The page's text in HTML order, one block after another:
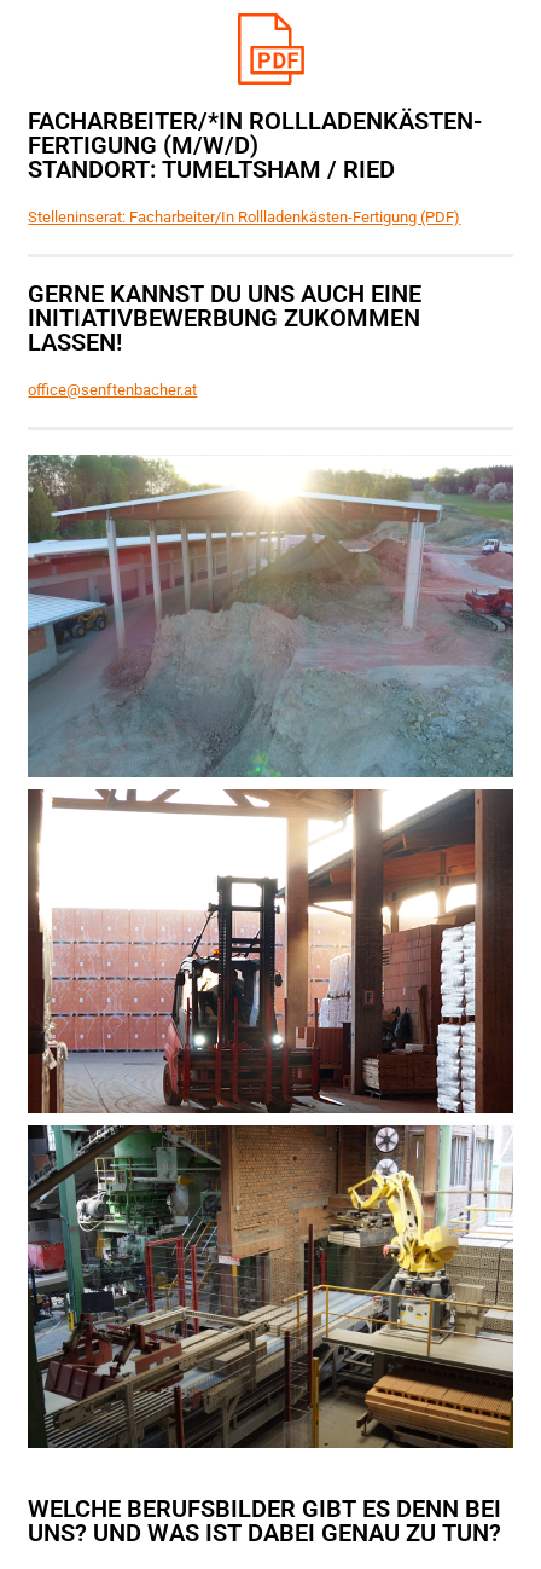
FACHARBEITER/*IN ROLLLADENKÄSTEN-
FERTIGUNG (M/W/D)
STANDORT: TUMELTSHAM / RIED
Stelleninserat: Facharbeiter/In Rollladenkästen-Fertigung (PDF)
GERNE KANNST DU UNS AUCH EINE
INITIATIVBEWERBUNG ZUKOMMEN
LASSEN!
office@senftenbacher.at
WELCHE BERUFSBILDER GIBT ES DENN BEI
UNS? UND WAS IST DABEI GENAU ZU TUN?